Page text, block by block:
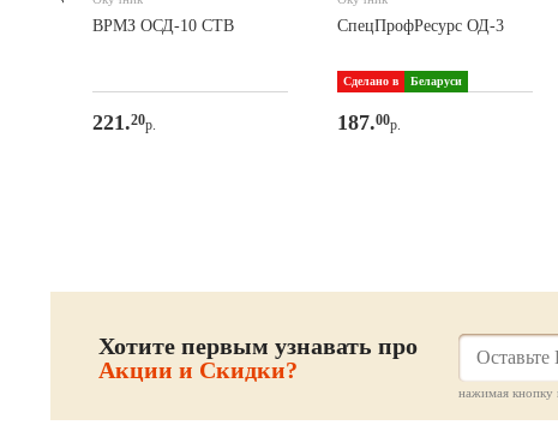
ВРМЗ ОСД-10 СТВ
221.20р.
СпецПрофРесурс ОД-3
Сделано в Беларуси
187.00р.
Хотите первым узнавать про
Акции и Скидки?
нажимая кнопку